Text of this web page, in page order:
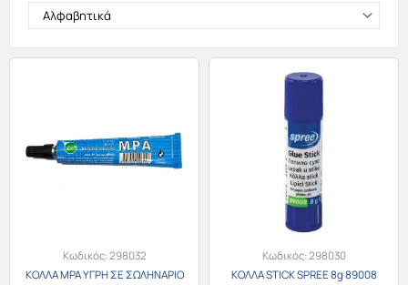
Κωδικός:298032
ΚΟΛΛΑ MPA ΥΓΡΗ ΣΕ ΣΩΛΗΝΑΡΙΟ
Κωδικός:298030
ΚΟΛΛΑ STICK SPREE 8g 89008